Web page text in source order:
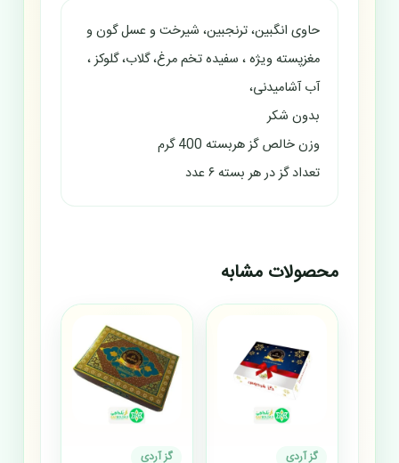
حاوی انگبین، ترنجبین، شیرخت و عسل گون و
مغزپسته ویژه ، سفیده تخم مرغ، گلاب، گلوکز ،
آب آشامیدنی،
بدون شکر
وزن خالص گز هربسته 400 گرم
تعداد گز در هر بسته ۶ عدد
محصولات مشابه
گز آردی گز آردی